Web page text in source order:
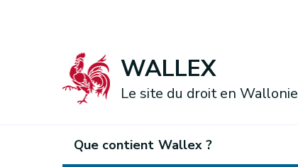
WALLEX
Le site du droit en Wallonie
Que contient Wallex ?